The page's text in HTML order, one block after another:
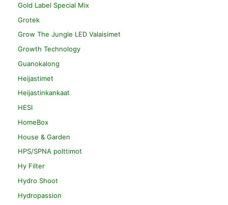
Gold Label Special Mix
Grotek
Grow The Jungle LED Valaisimet
Growth Technology
Guanokalong
Heijastimet
Heijastinkankaat
HESI
HomeBox
House & Garden
HPS/SPNA polttimot
Hy Filter
Hydro Shoot
Hydropassion